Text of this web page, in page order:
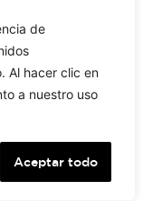
de
Al hacer clic en
a nuestro uso
Aceptar todo